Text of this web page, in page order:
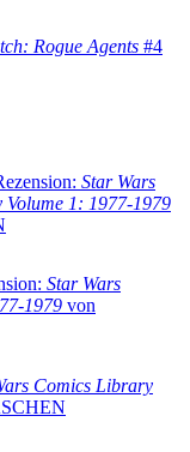
Rogue Agents #4
Star Wars
1: 1977-1979
Star Wars
1979 von
Comics Library